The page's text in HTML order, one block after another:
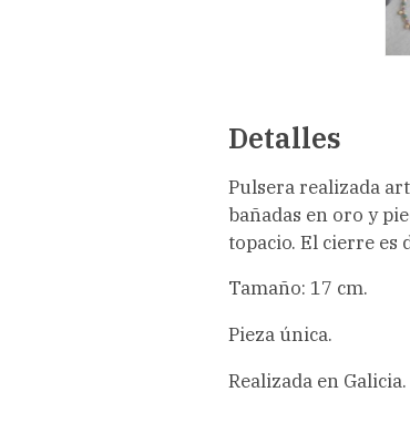
Detalles
Pulsera realizada
bañadas en oro y
topacio. El cierre es
Tamaño: 17 cm.
Pieza única.
Realizada en Galicia.